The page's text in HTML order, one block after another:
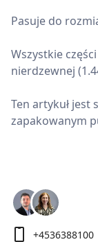
Pasuje do
Wszystkie
nierdzewnej
Ten artykuł jest
zapakowanym
+4536388100